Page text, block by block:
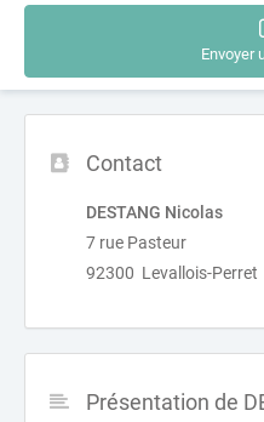
Envoyer
Contact
DESTANG Nicolas
7 rue Pasteur
92300 Levallois-Perret
Présentation de